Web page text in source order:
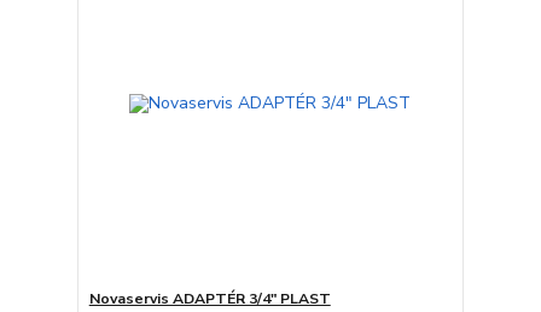
Novaservis ADAPTÉR 3/4" PLAST